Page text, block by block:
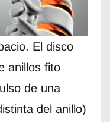
El disco
anillos fito
de una
del anillo)